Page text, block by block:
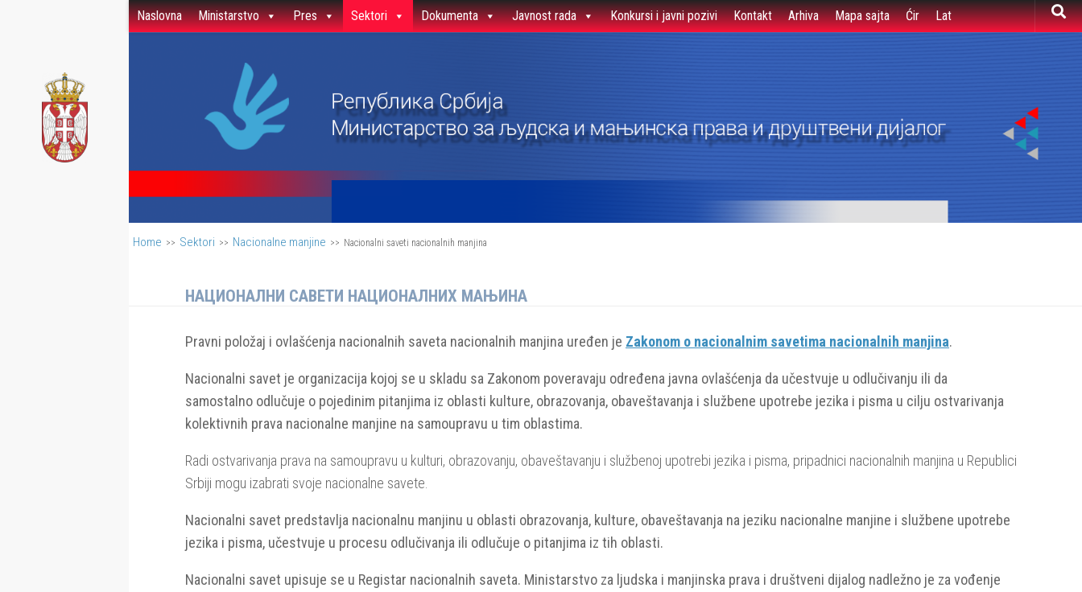
Naslovna Pres
Ministarstvo Sektori Dokumenta Javnost rada Konkursi i javni pozivi Kontakt Arhiva Mapa sajta Ćir Lat
Home >> Sektori >> Nacionalne manjine >> Nacionalni saveti nacionalnih manjina
НАЦИОНАЛНИ САВЕТИ НАЦИОНАЛНИХ МАЊИНА
Pravni položaj i ovlašćenja nacionalnih saveta nacionalnih manjina uređen je Zakonom o nacionalnim savetima nacionalnih manjina.
Nacionalni savet je organizacija kojoj se u skladu sa Zakonom poveravaju određena javna ovlašćenja da učestvuje u odlučivanju ili da
samostalno odlučuje o pojedinim pitanjima iz oblasti kulture, obrazovanja, obaveštavanja i službene upotrebe jezika i pisma u cilju ostvarivanja
kolektivnih prava nacionalne manjine na samoupravu u tim oblastima.
Radi ostvarivanja prava na samoupravu u kulturi, obrazovanju, obaveštavanju i službenoj upotrebi jezika i pisma, pripadnici nacionalnih manjina u Republici
Srbiji mogu izabrati svoje nacionalne savete.
Nacionalni savet predstavlja nacionalnu manjinu u oblasti obrazovanja, kulture, obaveštavanja na jeziku nacionalne manjine i službene upotrebe
jezika i pisma, učestvuje u procesu odlučivanja ili odlučuje o pitanjima iz tih oblasti.
Nacionalni savet upisuje se u Registar nacionalnih saveta. Ministarstvo za ljudska i manjinska prava i društveni dijalog nadležno je za vođenje